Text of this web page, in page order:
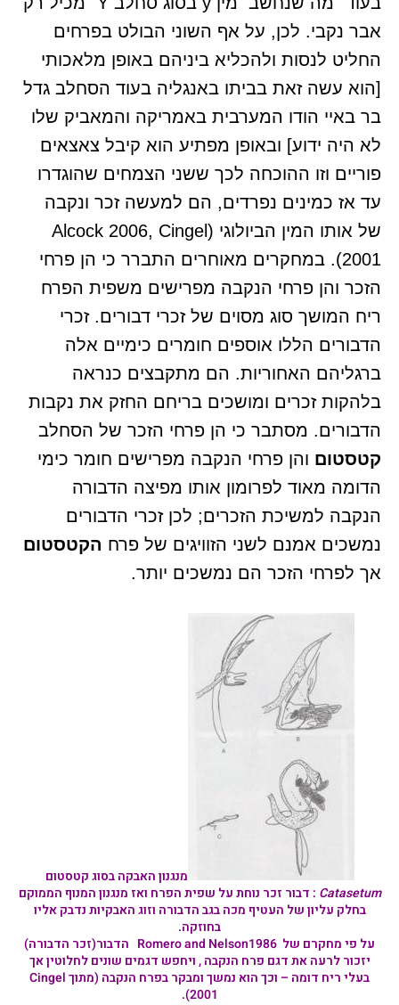
אבר נקבי. לכן, על אף השוני הבולט בפרחים
החליט לנסות ולהכליא ביניהם באופן מלאכותי
[הוא עשה זאת בביתו באנגליה בעוד הסחלב גדל
בר באיי הודו המערבית באמריקה והמאביק שלו
לא היה ידוע] ובאופן מפתיע הוא קיבל צאצאים
פוריים וזו ההוכחה לכך ששני הצמחים שהוגדרו
עד אז כמינים נפרדים, הם למעשה זכר ונקבה
של אותו המין הביולוגי (Alcock 2006, Cingel
2001). במחקרים מאוחרים התברר כי הן פרחי
הזכר והן פרחי הנקבה מפרישים משפית הפרח
ריח המושך סוג מסוים של זכרי דבורים. זכרי
הדבורים הללו אוספים חומרים כימיים אלה
ברגליהם האחוריות. הם מתקבצים כנראה
בלהקות זכרים ומושכים בריחם החזק את נקבות
הדבורים. מסתבר כי הן פרחי הזכר של הסחלב
קטסטום והן פרחי הנקבה מפרישים חומר כימי
הדומה מאוד לפרומון אותו מפיצה הדבורה
הנקבה למשיכת הזכרים; לכן זכרי הדבורים
נמשכים אמנם לשני הזוויגים של פרח הקטסטום
אך לפרחי הזכר הם נמשכים יותר.
מנגנון האבקה בסוגקטסטום
Catasetum
: דבור זכר נוחת על שפית הפרח ואז מנגנון המנוף הממוקם
בחלק עליון של העטיף מכה בגב הדבורה וזוג האבקיות נדבק אליו
בחוזקה.
על פי מחקרם של Romero and Nelson1986 הדבור(זכר הדבורה)
יזכור לרעה את דגם פרח הנקבה , ויחפש דגמים שונים לחלוטין אך
בעלי ריח דומה – וכך הוא נמשך ומבקר בפרח הנקבה (מתוך Cingel
2001).